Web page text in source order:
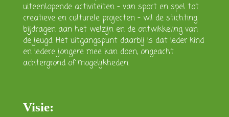
uiteenlopende activiteiten – van sport en spel tot
creatieve en culturele projecten – wil de stichting
bijdragen aan het welzijn en de ontwikkeling van
de jeugd. Het uitgangspunt daarbij is dat ieder kind
en iedere jongere mee kan doen, ongeacht
achtergrond of mogelijkheden.
Visie: